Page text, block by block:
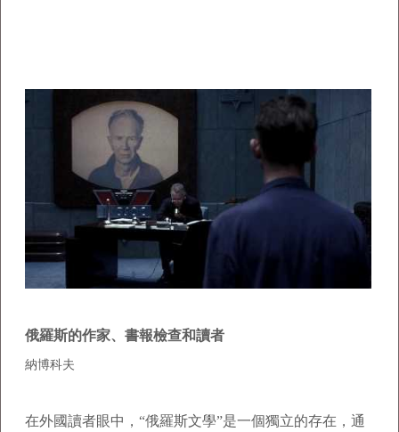
俄羅斯的作家、書報檢查和讀者
納博科夫
在外國讀者眼中，“俄羅斯文學”是一個獨立的存在，通